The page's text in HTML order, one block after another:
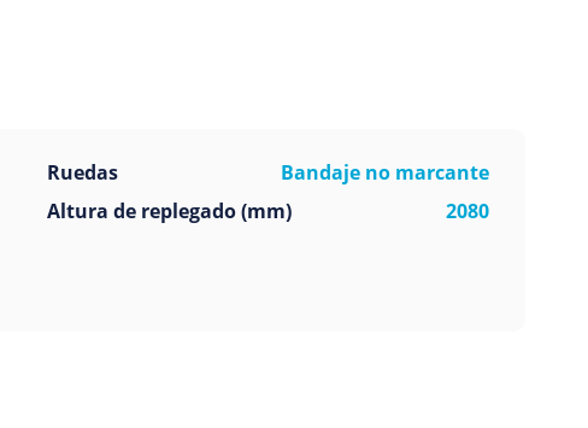
Ruedas
Bandaje no marcante
Altura de replegado (mm)
2080